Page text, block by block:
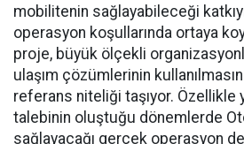
mobilitenin sağlayabileceği
operasyon koşullarında ortaya
proje, büyük ölçekli
ulaşım çözümlerinin
referans niteliği taşıyor. Özellikle
talebinin oluştuğu dönemlerde
sağlayacağı gerçek operasyon